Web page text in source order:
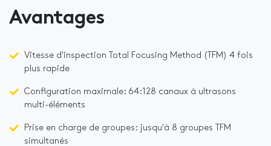
Avantages
Vitesse d'inspection Total Focusing Method (TFM) 4 fois
plus rapide
Configuration maximale: 64:128 canaux à ultrasons
multi-éléments
Prise en charge de groupes: jusqu'à 8 groupes TFM
simultanés